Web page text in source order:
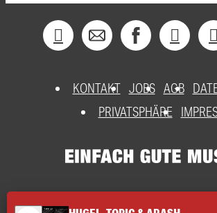
KONTAKT JOBS AGB
PRIVATSPHÄRE